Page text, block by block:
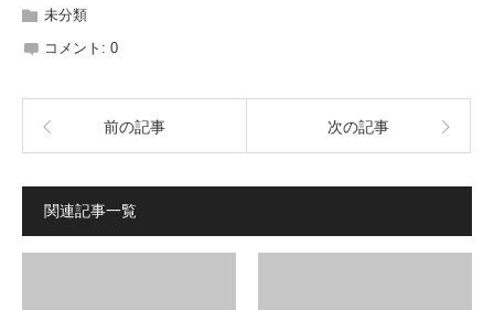
未分類
コメント: 0
前の記事 次の記事
関連記事一覧